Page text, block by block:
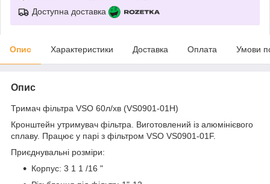
Доступна доставка
Опис Характеристики Доставка Оплата Умови
Опис
Тримач фільтра VSO 60л/хв (VS0901-01H)
Кронштейн утримувач фільтра. Виготовлений із алюмінієвого
сплаву. Працює у парі з фільтром VSO VS0901-01F.
Приєднувальні розміри:
Корпус: 3 1 1 /16 "